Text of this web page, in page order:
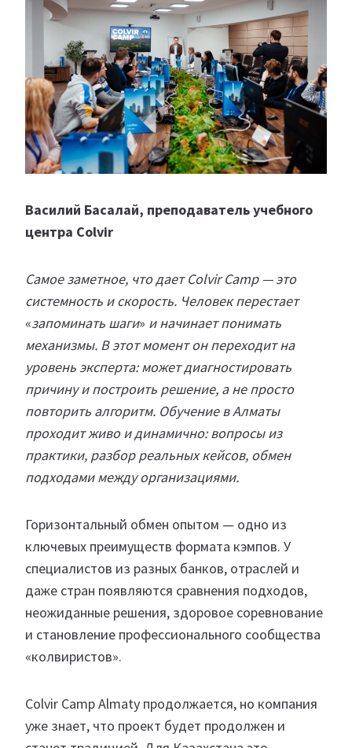
Василий Басалай, преподаватель учебного
центра Colvir
Самое заметное, что дает Colvir Camp — это
системность и скорость. Человек перестает
«запоминать шаги» и начинает понимать
механизмы. В этот момент он переходит на
уровень эксперта: может диагностировать
причину и построить решение, а не просто
повторить алгоритм. Обучение в Алматы
проходит живо и динамично: вопросы из
практики, разбор реальных кейсов, обмен
подходами между организациями.
Горизонтальный обмен опытом — одно из
ключевых преимуществ формата кэмпов. У
специалистов из разных банков, отраслей и
даже стран появляются сравнения подходов,
неожиданные решения, здоровое соревнование
и становление профессионального сообщества
«колвиристов».
Colvir Camp Almaty продолжается, но компания
уже знает, что проект будет продолжен и